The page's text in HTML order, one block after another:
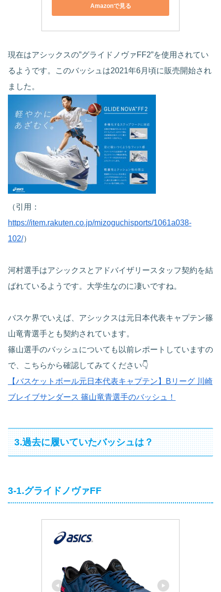
Amazonで見る
現在はアシックスの”グライドノヴァFF2”を使用されてい
るようです。このバッシュは2021年6月頃に販売開始され
ました。
（引用：
https://item.rakuten.co.jp/mizoguchisports/1061a038-
102/）
河村選手はアシックスとアドバイザリースタッフ契約を結
ばれているようです。大学生なのに凄いですね。
バスケ界でいえば、アシックスは元日本代表キャプテン篠
山竜青選手とも契約されています。
篠山選手のバッシュについても以前レポートしていますの
で、こちらから確認してみてください👇
【バスケットボール元日本代表キャプテン】Bリーグ 川崎
ブレイブサンダース 篠山竜青選手のバッシュ！
3.過去に履いていたバッシュは？
3-1.グライドノヴァFF